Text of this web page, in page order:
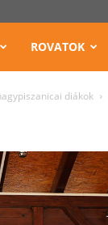
ROVATOK
diákok